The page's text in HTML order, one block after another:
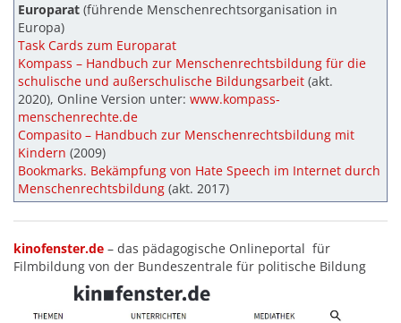
Europarat (führende Menschenrechtsorganisation in
Europa)
Task Cards zum Europarat
Kompass – Handbuch zur Menschenrechtsbildung für die
schulische und außerschulische Bildungsarbeit (akt.
2020), Online Version unter: www.kompass-
menschenrechte.de
Compasito – Handbuch zur Menschenrechtsbildung mit
Kindern (2009)
Bookmarks. Bekämpfung von Hate Speech im Internet durch
Menschenrechtsbildung (akt. 2017)
kinofenster.de – das pädagogische Onlineportal für
Filmbildung von der Bundeszentrale für politische Bildung